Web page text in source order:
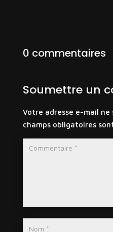
0 commentaires
Soumettre un
Votre adresse e-mail ne
champs obligatoires